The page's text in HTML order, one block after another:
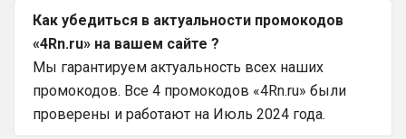
Как убедиться в актуальности промокодов
«4Rn.ru» на вашем сайте ?
Мы гарантируем актуальность всех наших
промокодов. Все 4 промокодов «4Rn.ru» были
проверены и работают на Июль 2024 года.